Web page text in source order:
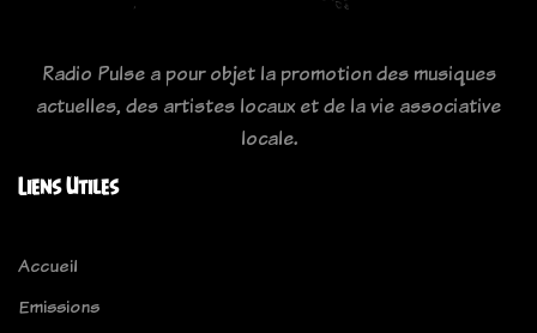
Radio Pulse a pour objet la promotion des musiques
actuelles, des artistes locaux et de la vie associative
locale.
Liens Utiles
Accueil
Emissions